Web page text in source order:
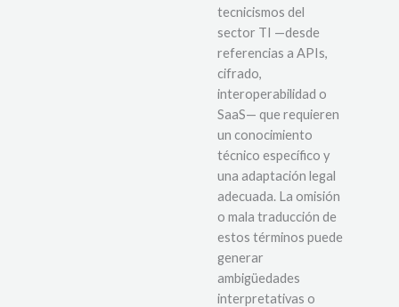
tecnicismos del
sector TI —desde
referencias a APIs,
cifrado,
interoperabilidad o
SaaS— que requieren
un conocimiento
técnico específico y
una adaptación legal
adecuada. La omisión
o mala traducción de
estos términos puede
generar
ambigüedades
interpretativas o